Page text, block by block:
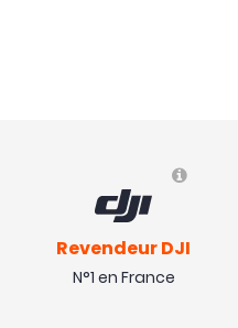
Revendeur DJI
N°1 en France